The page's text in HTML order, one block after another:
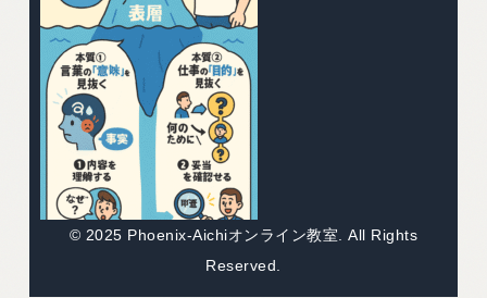
© 2025 Phoenix-Aichiオンライン教室. All Rights
Reserved.